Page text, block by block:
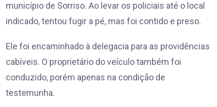
município de Sorriso. Ao levar os policiais até o local
indicado, tentou fugir a pé, mas foi contido e preso.
Ele foi encaminhado à delegacia para as providências
cabíveis. O proprietário do veículo também foi
conduzido, porém apenas na condição de
testemunha.